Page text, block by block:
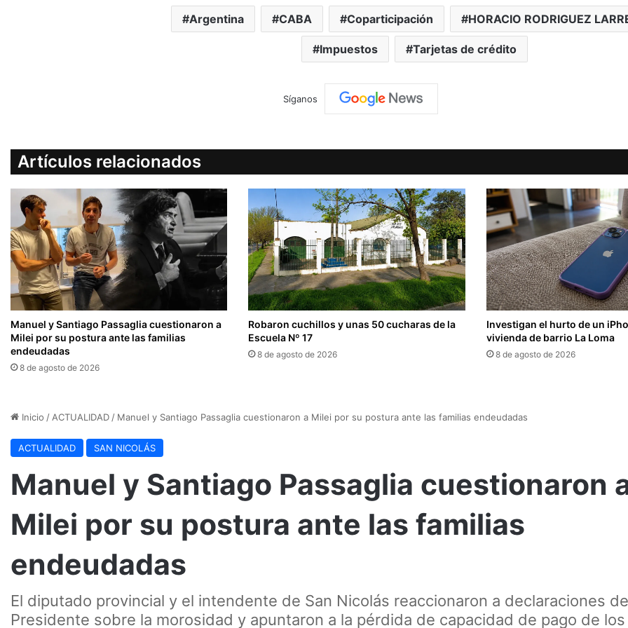
Argentina CABA Coparticipación HORACIO RODRIGUEZ
Impuestos Tarjetas de crédito
Síganos
Artículos relacionados
Manuel y Santiago Passaglia cuestionaron a
Milei por su postura ante las familias
endeudadas
8 de agosto de 2026
Robaron cuchillos y unas 50 cucharas de la
Escuela Nº 17
8 de agosto de 2026
Investigan el hurto de un
vivienda de barrio La Loma
8 de agosto de 2026